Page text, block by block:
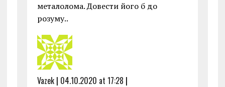
металолома. Довести його б до
розуму..
Vazek| 04.10.2020 at 17:28 |